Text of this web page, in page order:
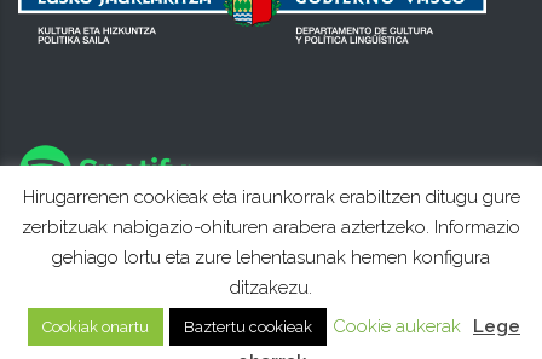
Hirugarrenen cookieak eta iraunkorrak erabiltzen ditugu gure
zerbitzuak nabigazio-ohituren arabera aztertzeko. Informazio
gehiago lortu eta zure lehentasunak hemen konfigura
ditzakezu.
Cookiak onartu Baztertu cookieak Cookie aukerak
Lege